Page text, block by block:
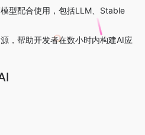
型配合使用，包括LLM、Stable
，帮助开发者在数小时内构建AI应